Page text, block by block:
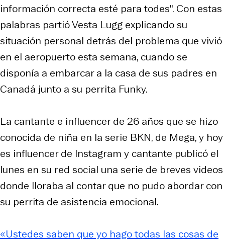
información correcta esté para todes". Con estas
palabras partió Vesta Lugg explicando su
situación personal detrás del problema que vivió
en el aeropuerto esta semana, cuando se
disponía a embarcar a la casa de sus padres en
Canadá junto a su perrita Funky.
La cantante e influencer de 26 años que se hizo
conocida de niña en la serie BKN, de Mega, y hoy
es influencer de Instagram y cantante publicó el
lunes en su red social una serie de breves videos
donde lloraba al contar que no pudo abordar con
su perrita de asistencia emocional.
«Ustedes saben que yo hago todas las cosas de